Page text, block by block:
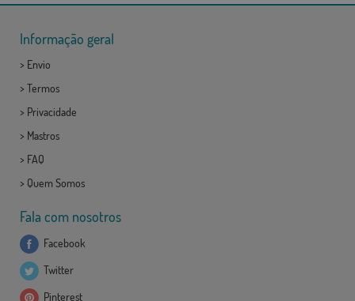
Informação geral
> Envio
> Termos
> Privacidade
> Mastros
> FAQ
> Quem Somos
Fala com nosotros
Facebook
Twitter
Pinterest